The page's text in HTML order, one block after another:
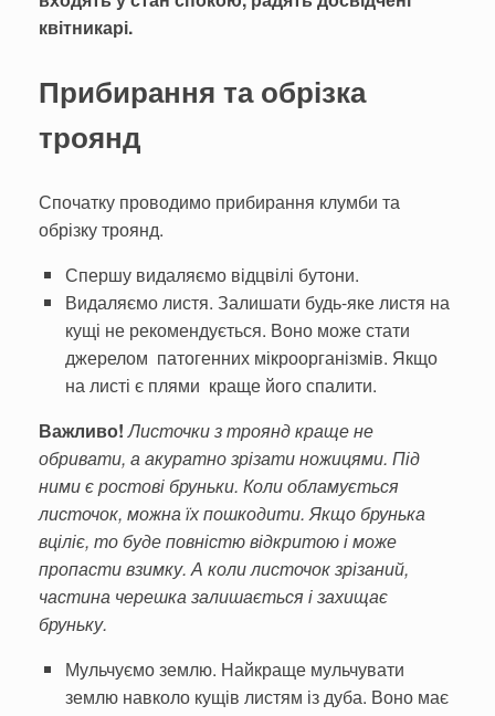
квітникарі.
Прибирання та обрізка
троянд
Спочатку проводимо прибирання клумби та
обрізку троянд.
Спершу видаляємо відцвілі бутони.
Видаляємо листя. Залишати будь-яке листя на
кущі не рекомендується. Воно може стати
джерелом патогенних мікроорганізмів. Якщо
на листі є плями краще його спалити.
Важливо! Листочки з троянд краще не
обривати, а акуратно зрізати ножицями. Під
ними є ростові бруньки. Коли обламується
листочок, можна їх пошкодити. Якщо брунька
вціліє, то буде повністю відкри­тою і може
пропасти взимку. А коли листочок зрізаний,
частина черешка залишається і захищає
бруньку.
Мульчуємо землю. Найкраще мульчувати
землю навколо кущів листям із дуба. Воно має